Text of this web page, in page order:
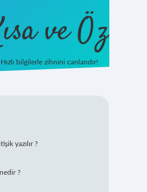
ve Öz
Hızlı bilgilerle zihnini canlandır!
yazılır ?
?